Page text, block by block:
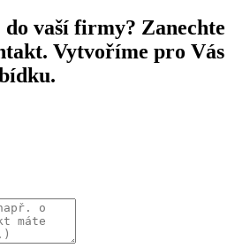
vaší firmy? Zanechte
Vytvoříme pro Vás